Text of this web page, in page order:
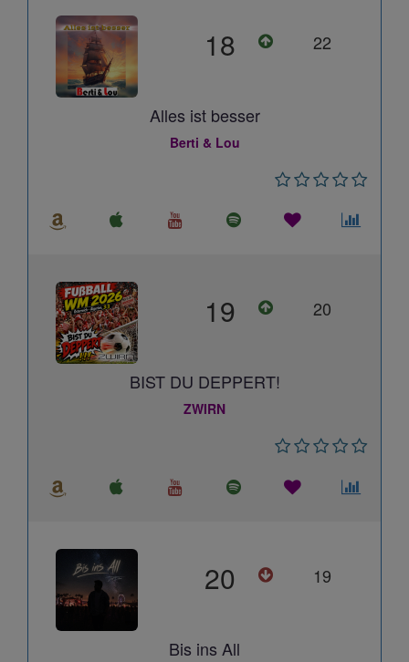
18 22
Alles ist besser
Berti & Lou
19 20
BIST DU DEPPERT!
ZWIRN
20 19
Bis ins All